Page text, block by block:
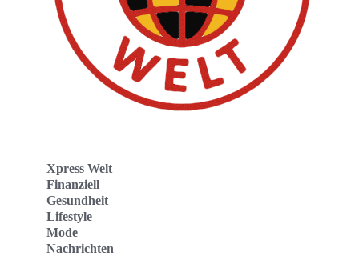
Xpress Welt
Finanziell
Gesundheit
Lifestyle
Mode
Nachrichten